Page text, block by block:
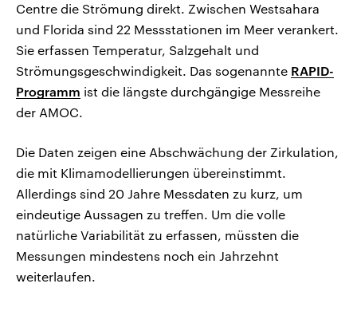
Centre die Strömung direkt. Zwischen Westsahara
und Florida sind 22 Messstationen im Meer verankert.
Sie erfassen Temperatur, Salzgehalt und
Strömungsgeschwindigkeit. Das sogenannte RAPID-
Programm ist die längste durchgängige Messreihe
der AMOC.
Die Daten zeigen eine Abschwächung der Zirkulation,
die mit Klimamodellierungen übereinstimmt.
Allerdings sind 20 Jahre Messdaten zu kurz, um
eindeutige Aussagen zu treffen. Um die volle
natürliche Variabilität zu erfassen, müssten die
Messungen mindestens noch ein Jahrzehnt
weiterlaufen.